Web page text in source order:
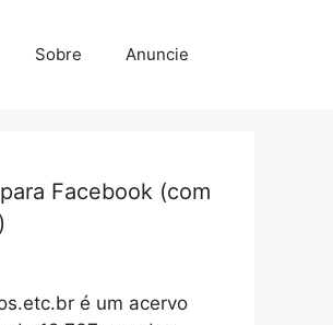
Sobre Anuncie
Facebook (com
é um acervo